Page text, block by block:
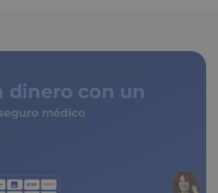
dinero con un
médico